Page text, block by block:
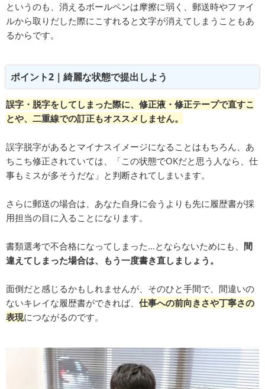
というのも、消えるボールペンは摩擦に弱く、郵送時やファイ
ルから取りだした際にこすれると文字が消えてしまうこともあ
るからです。
ポイント2｜綺麗な状態で提出しよう
誤字・脱字をしてしまった際に、修正液・修正テープで直すこ
とや、二重線での訂正もオススメしません。
誤字脱字があるとマイナスイメージになることはもちろん、あ
ちこち修正されていては、「この状態でOKだと思う人なら、仕
事もミスが多そうだな」と判断されてしまいます。
さらに郵送の場合は、あなた自身に会うよりも先に履歴書が採
用担当の目に入ることになります。
書類選考で不合格になってしまった…とならないためにも、 間
違えてしまった場合は、もう一度書き直しましょう。
面倒だと感じるかもしれませんが、そのひと手間で、間違いの
ないキレイな履歴書ができれば、 仕事への前向きさや丁寧さの
表現につながるのです。